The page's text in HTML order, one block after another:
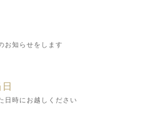
お知らせをします
日時にお越しください